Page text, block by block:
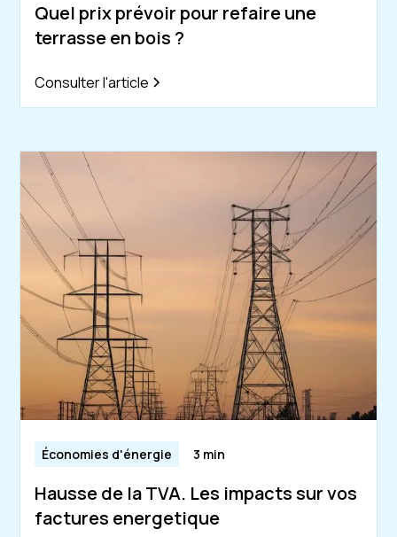
Quel prix prévoir pour refaire une
terrasse en bois ?
Consulter l'article
Économies d'énergie 3 min
Hausse de la TVA. Les impacts sur vos
factures energetique